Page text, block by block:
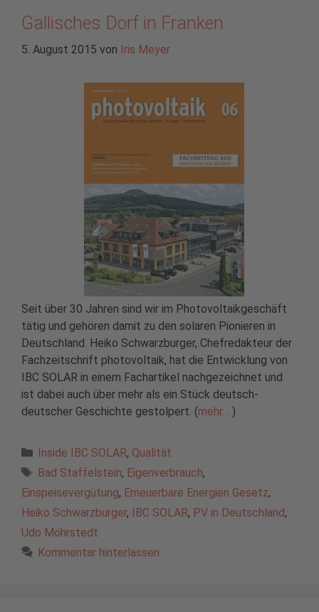
Gallisches Dorf in Franken
5. August 2015 von Iris Meyer
Seit über 30 Jahren sind wir im Photovoltaikgeschäft
tätig und gehören damit zu den solaren Pionieren in
Deutschland. Heiko Schwarzburger, Chefredakteur der
Fachzeitschrift photovoltaik, hat die Entwicklung von
IBC SOLAR in einem Fachartikel nachgezeichnet und
ist dabei auch über mehr als ein Stück deutsch-
deutscher Geschichte gestolpert. (mehr… )
Kategorien
Inside IBC SOLAR, Qualität
Schlagwörter
Bad Staffelstein, Eigenverbrauch,
Einspeisevergütung, Erneuerbare Energien Gesetz,
Heiko Schwarzburger, IBC SOLAR, PV in Deutschland,
Udo Möhrstedt
Kommentar hinterlassen